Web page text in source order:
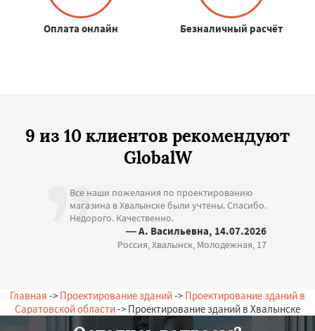
Оплата онлайн Безналичный расчёт
9 из 10 клиентов рекомендуют
GlobalW
Все наши пожелания по проектированию
магазина в Хвалынске были учтены. Спасибо.
Недорого. Качественно.
— А. Васильевна, 14.07.2026
Россия, Хвалынск, Молодежная, 17
Главная -> Проектирование зданий-> Проектирование зданий в
Саратовской области-> Проектирование зданий в Хвалынске